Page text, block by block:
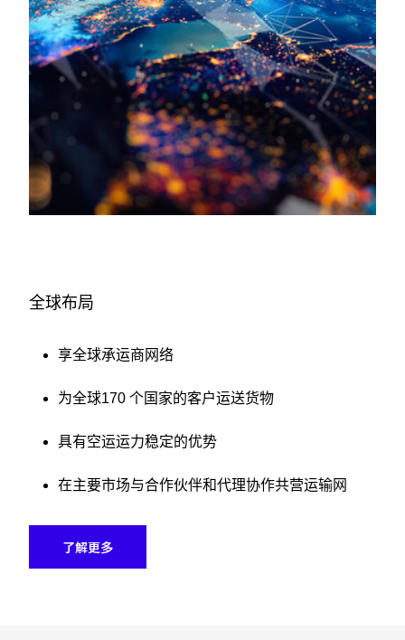
全球布局
享全球承运商网络
为全球170 个国家的客户运送货物
具有空运运力稳定的优势
在主要市场与合作伙伴和代理协作共营运输网
了解更多